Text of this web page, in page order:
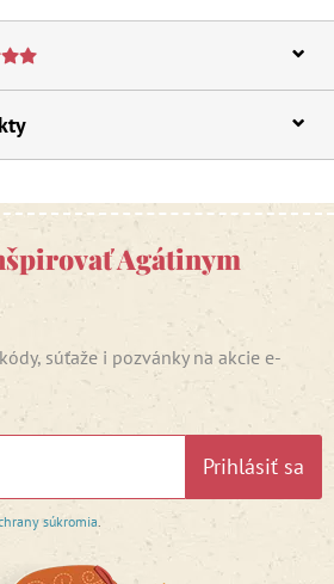
Agátinym
súťaže i pozvánky na akcie e-
Prihlásiť sa
súkromia